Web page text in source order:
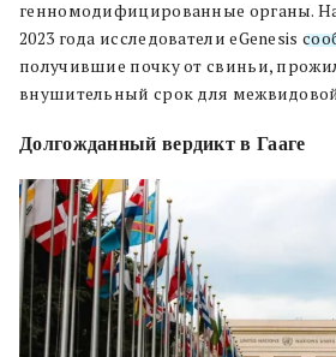
генномодифицированные органы.
2023 года исследователи eGenesis
получившие почку от свиньи,
внушительный срок для
Долгожданный вердикт в Гааге